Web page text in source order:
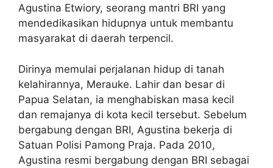
Agustina Etwiory, seorang mantri BRI yang
mendedikasikan hidupnya untuk membantu
masyarakat di daerah terpencil.
Dirinya memulai perjalanan hidup di tanah
kelahirannya, Merauke. Lahir dan besar di
Papua Selatan, ia menghabiskan masa kecil
dan remajanya di kota kecil tersebut. Sebelum
bergabung dengan BRI, Agustina bekerja di
Satuan Polisi Pamong Praja. Pada 2010,
Agustina resmi bergabung dengan BRI sebagai